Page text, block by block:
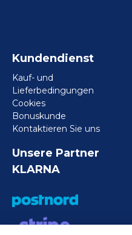
Kundendienst
Kauf- und
Lieferbedingungen
Cookies
Bonuskunde
Kontaktieren Sie uns
Unsere Partner
KLARNA